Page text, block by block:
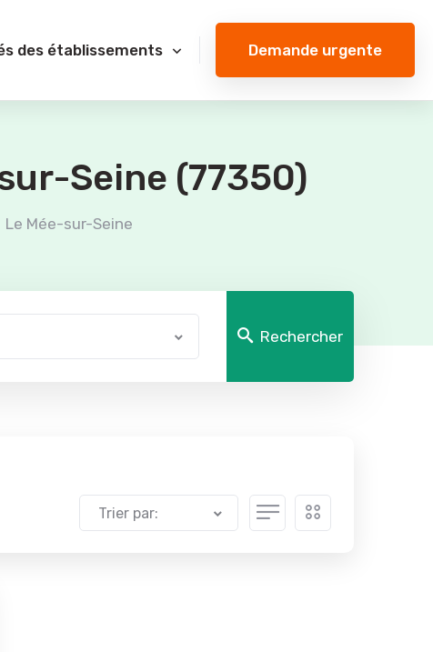
des établissements Demande urgente
Seine (77350)
Le Mée-sur-Seine
Rechercher
Trier par: